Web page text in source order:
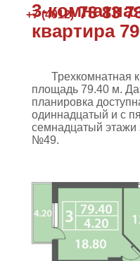
+7 (4012) 73 83
3-
квартира
Трехкомнатная
площадь 79.40 м.
планировка
одиннадцатый и с
семнадцатый этажи
№49.